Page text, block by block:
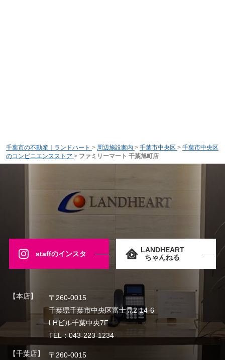
千葉市の不動産｜ランドハート > 周辺施設案内 > 千葉市中央区 > 千葉市中央区
のコンビニエンスストア > ファミリーマート 千葉旭町店
staffのインスタ
LANDHEART
ちゃんねる
【本店】
〒260-0015
千葉県千葉市中央区富士見2-14-6
LHビル千葉中央7F
TEL：043-223-1234
【千葉店】
〒260-0015